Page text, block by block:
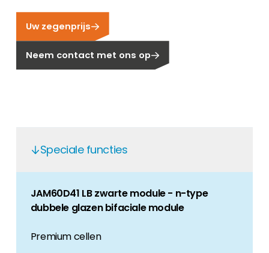
Carrière
Ben je op zoek naar een baan in de
hernieuwbare energiesector? Dan ben je hier
aan het juiste adres!
Uw zegenprijs
Neem contact met ons op
Speciale functies
JAM60D41 LB zwarte module - n-type
dubbele glazen bifaciale module
Premium cellen